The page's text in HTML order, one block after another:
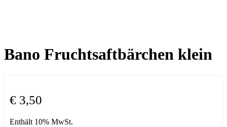
Bano Fruchtsaftbärchen klein
€ 3,50
Enthält 10% MwSt.